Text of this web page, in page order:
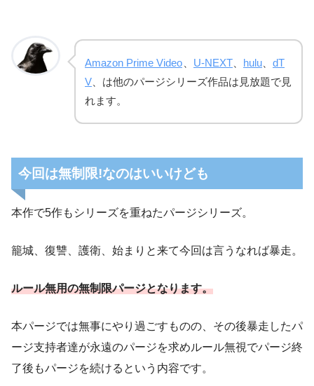
Amazon Prime Video U-NEXT hulu
dT
V 、は他のパージシリーズ作品は見放題で見
れます。
今回は無制限!なのはいいけども
本作で5作もシリーズを重ねたパージシリーズ。
籠城、復讐、護衛、始まりと来て今回は言うなれば暴走。
ルール無用の無制限パージとなります。
本パージでは無事にやり過ごすものの、その後暴走したパ
ージ支持者達が永遠のパージを求めルール無視でパージ終
了後もパージを続けるという内容です。